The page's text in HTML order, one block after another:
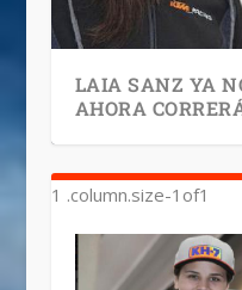
LAIA SANZ YA
AHORA